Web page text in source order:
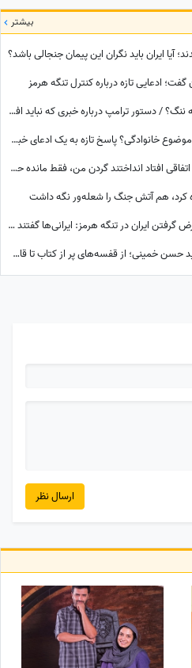
بیشتر
آیا ایران باید نگران این پیمان جنجالی باشد؟
گفت؛ ادعایی تازه درباره کنترل تنگه هرمز
تله جنگ برای آقای زرنگ می‌شود مایه ننگ؟ / دستور ترامپ درباره خبری که نباید افشا می‌شد
استعفای سردار ذوالقدر به دلیل یک موضوع خانوادگی؟ پاسخ تازه به یک ادعای خبرساز
محمود احمدی‌نژاد: در این کشور هر اتفاقی افتاد انداختند گردن من، فقط مانده حمله مغول!
هم آتش جنگ را شعله‌ور نگه داشت
ادعای جدید جی دی ونس درباره عوارض گرفتن ایران در تنگه هرمز: ایرانی‌ها گفتند ...
تصویر کمتر دیده‌شده از کتابخانه سید حسن خمینی؛ از قفسه‌های پر از کتاب تا قاب عکس رهبر شهید
ارسال نظر